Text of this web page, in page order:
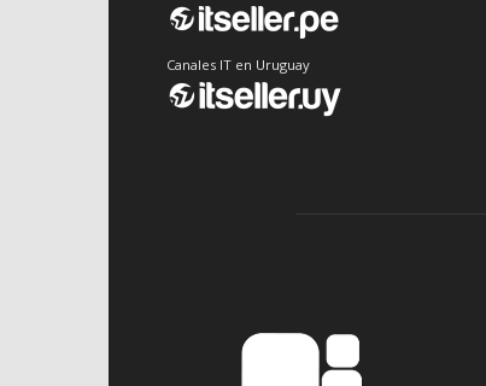
Canales IT en Uruguay